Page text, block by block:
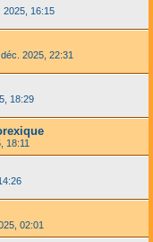
2025, 16:15
2025, 22:31
18:29
18:11
02:01